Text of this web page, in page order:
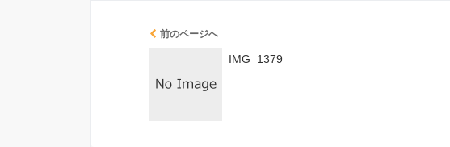
前のページへ
IMG_1379